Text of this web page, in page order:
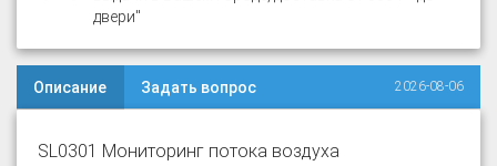
двери"
Описание Задать вопрос 2026-08-06
SL0301 Мониторинг потока воздуха